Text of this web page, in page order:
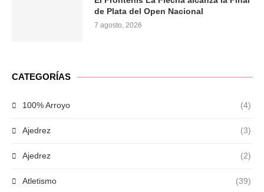
de Plata del Open Nacional
7 agosto, 2026
CATEGORÍAS
100% Arroyo (4)
Ajedrez (3)
Ajedrez (2)
Atletismo (39)